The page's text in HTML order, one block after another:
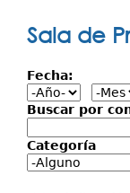
Principal
estáSala de
Fecha:
Buscar por
Categoría